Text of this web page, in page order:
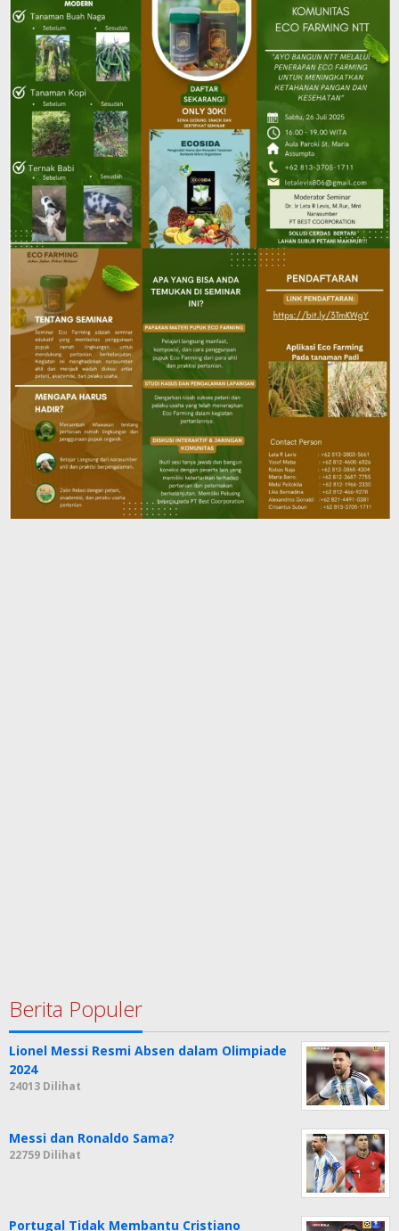
Berita Populer
Lionel Messi Resmi Absen dalam Olimpiade
2024
24013 Dilihat
Messi dan Ronaldo Sama?
22759 Dilihat
Portugal Tidak Membantu Cristiano